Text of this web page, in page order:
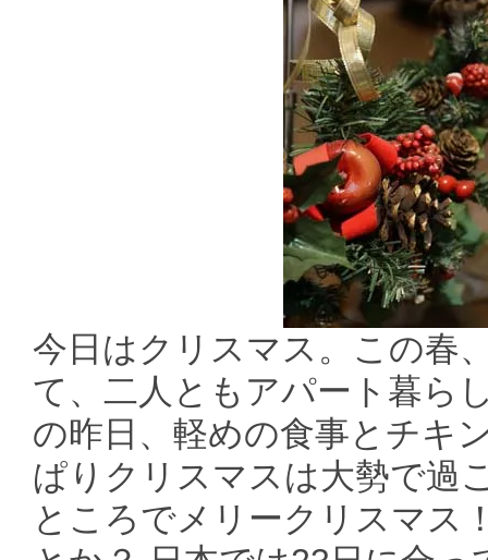
今日はクリスマス。この春
て、二人ともアパート暮ら
の昨日、軽めの食事とチキ
ぱりクリスマスは大勢で過
ところでメリークリスマス